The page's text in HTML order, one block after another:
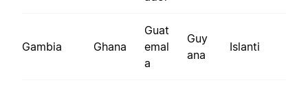
Gambia Ghana
Guat
emal
a
Guy
ana
Islanti